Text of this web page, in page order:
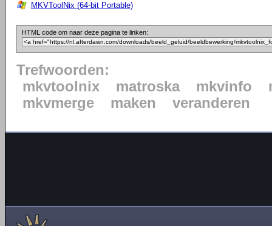
MKVToolNix (64-bit Portable)
HTML code om naar deze pagina te linken:
Trefwoorden:
mkvtoolnix
matroska mkvinfo
mkvmerge
maken veranderen